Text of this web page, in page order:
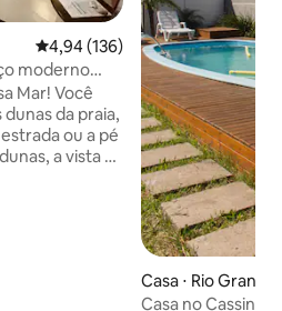
4,94 de uma avaliação média de
4,94 (136)
moderno
Mar! Você
da praia,
ou a pé
a vista é
Casa ⋅ Rio Grande
Casa no Cassino